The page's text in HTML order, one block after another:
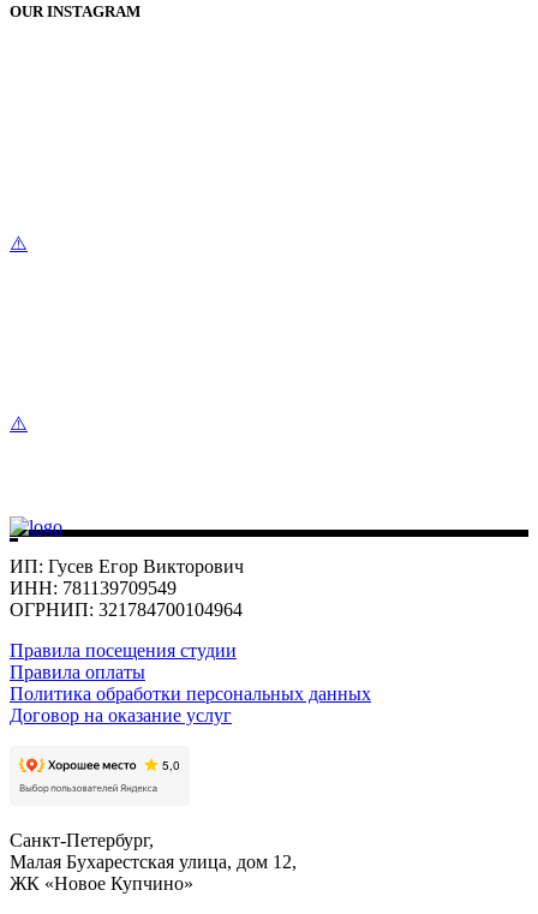
OUR INSTAGRAM
ИП: Гусев Егор Викторович
ИНН: 781139709549
ОГРНИП: 321784700104964
Правила посещения студии
Правила оплаты
Политика обработки персональных данных
Договор на оказание услуг
Санкт-Петербург,
Малая Бухарестская улица, дом 12,
ЖК «Новое Купчино»